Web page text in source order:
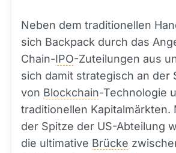
Neben dem traditionellen
sich Backpack durch das
Chain-IPO-Zuteilungen aus
sich damit strategisch an der
von Blockchain-Technologie
traditionellen Kapitalmärkten.
der Spitze der US-Abteilung
die ultimative Brücke